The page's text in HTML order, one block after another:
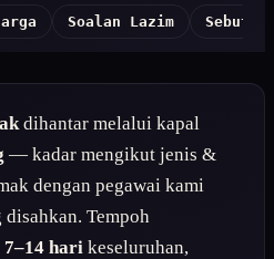
Soalan Lazim Sebut
dihantar melalui kapal
— kadar mengikut jenis &
dengan pegawai kami
Tempoh
7–14 hari keseluruhan,